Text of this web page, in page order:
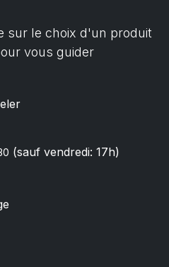
sur le choix d'un produit
vous guider
(sauf vendredi: 17h)